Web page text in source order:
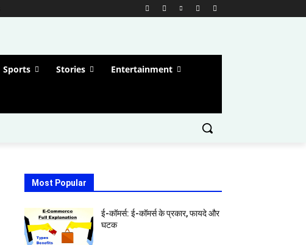
Sports Stories Entertainment
Most Popular
ई-कॉमर्स: ई-कॉमर्स के प्रकार, फायदे और
घटक